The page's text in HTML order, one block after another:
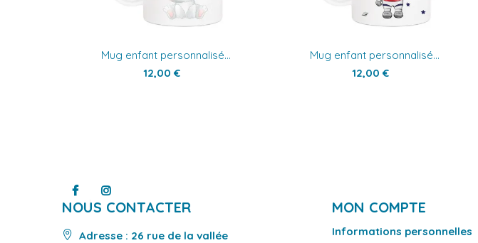
Mug enfant personnalisé...
12,00 €
Mug enfant personnalisé...
12,00 €
NOUS CONTACTER
Adresse : 26 rue de la vallée
MON COMPTE
Informations personnelles